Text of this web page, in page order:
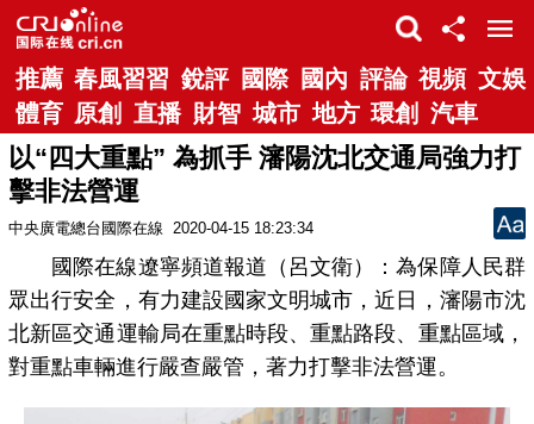
推薦 春風習習 銳評 國際 國內 評論 視頻 文娛
體育 原創 直播 財智 城市 地方 環創 汽車
以“四大重點” 為抓手 瀋陽沈北交通局強力打
擊非法營運
中央廣電總台國際在線 2020-04-15 18:23:34
國際在線遼寧頻道報道（呂文衛）：為保障人民群
眾出行安全，有力建設國家文明城市，近日，瀋陽市沈
北新區交通運輸局在重點時段、重點路段、重點區域，
對重點車輛進行嚴查嚴管，著力打擊非法營運。